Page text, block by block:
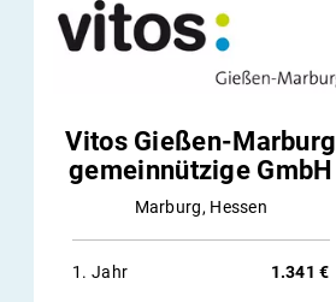
Vitos Gießen-Marburg
gemeinnützige GmbH
Marburg, Hessen
1. Jahr 1.341 €